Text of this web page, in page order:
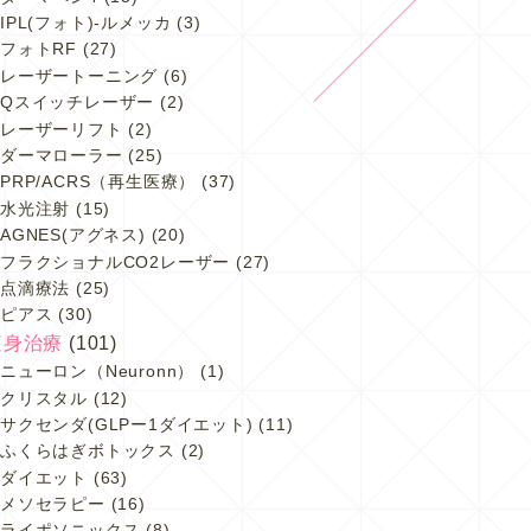
IPL(フォト)-ルメッカ (3)
フォトRF (27)
レーザートーニング (6)
Qスイッチレーザー (2)
レーザーリフト (2)
ダーマローラー (25)
PRP/ACRS（再生医療）
(37)
水光注射 (15)
AGNES(アグネス) (20)
フラクショナルCO2レーザー (27)
点滴療法 (25)
ピアス (30)
治療 (101)
ニューロン（Neuronn）
(1)
クリスタル (12)
サクセンダ(GLPー1ダイエット) (11)
ふくらはぎボトックス (2)
ダイエット (63)
メソセラピー (16)